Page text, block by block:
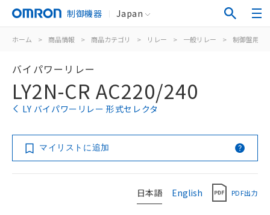
制御機器 Japan
ホーム > 商品情報 > 商品カテゴリ > リレー > 一般リレー > 制御盤用
バイパワーリレー
LY2N-CR AC220/240
LY バイパワーリレー 形式セレクタ
マイリストに追加
日本語 English PDF出力